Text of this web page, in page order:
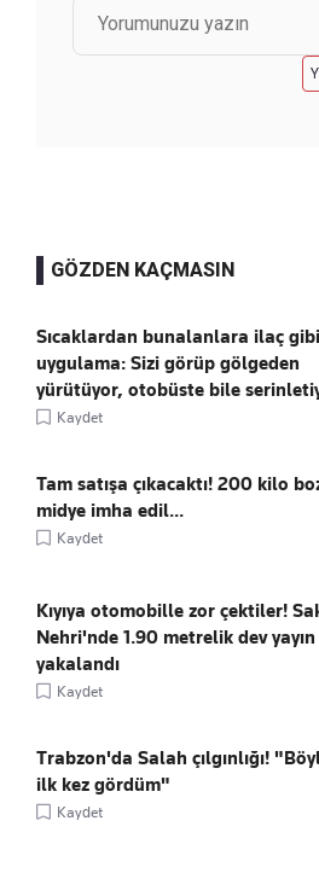
GÖZDEN KAÇMASIN
Sıcaklardan bunalanlara ilaç gibi
uygulama: Sizi görüp gölgeden
yürütüyor, otobüste bile
Kaydet
Tam satışa çıkacaktı! 200 kilo
midye imha edil...
Kaydet
Kıyıya otomobille zor çektiler!
Nehri'nde 1.90 metrelik dev yayın
yakalandı
Kaydet
Trabzon'da Salah çılgınlığı!
ilk kez gördüm"
Kaydet